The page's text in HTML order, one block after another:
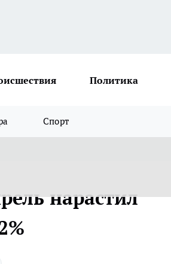
Политика
Спорт
нарастил